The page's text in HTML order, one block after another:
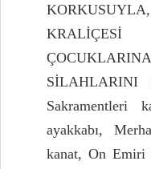
SİLAHLARINI
Sakramentleri
ayakkabı,
kanat, On Emiri